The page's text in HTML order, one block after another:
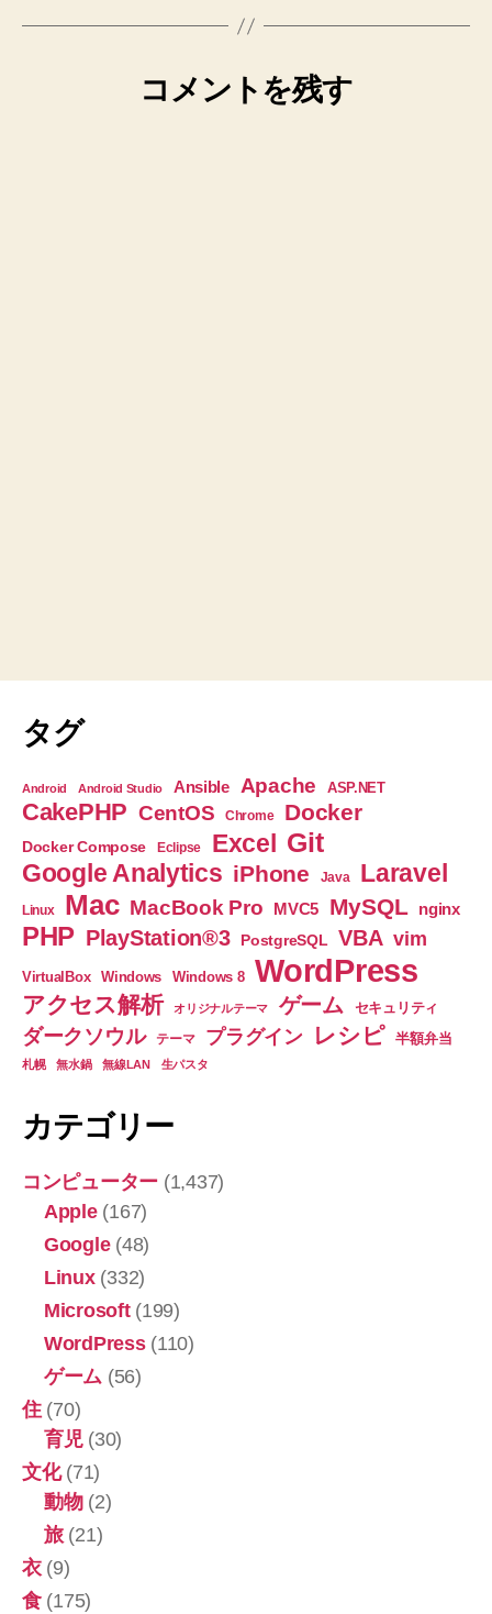
コメントを残す
タグ
Android Android Studio Ansible Apache ASP.NET
CakePHP CentOS Chrome Docker
Docker Compose Eclipse Excel Git
Google Analytics iPhone Java Laravel
Linux Mac MacBook Pro MVC5 MySQL nginx
PHP PlayStation®3 PostgreSQL VBA vim
VirtualBox Windows Windows 8 WordPress
アクセス解析 オリジナルテーマ ゲーム セキュリティ
ダークソウル テーマ プラグイン レシピ 半額弁当
札幌 無水鍋 無線LAN 生パスタ
カテゴリー
コンピューター (1,437)
Apple(167)
Google(48)
Linux(332)
Microsoft(199)
WordPress(110)
ゲーム (56)
住(70)
育児(30)
文化(71)
動物(2)
旅(21)
衣(9)
食(175)